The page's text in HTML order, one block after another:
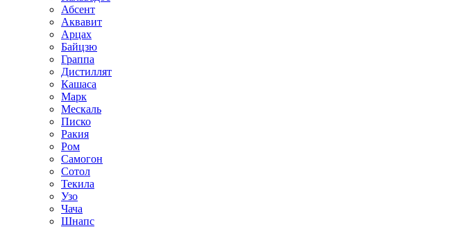
Абсент
Аквавит
Арцах
Байцзю
Граппа
Дистиллят
Кашаса
Марк
Мескаль
Писко
Ракия
Ром
Самогон
Сотол
Текила
Узо
Чача
Шнапс